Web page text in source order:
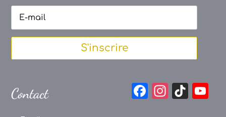
S'inscrire
Contact
F
In
Ti